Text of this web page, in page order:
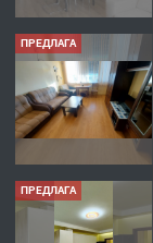
ПРЕДЛАГА
ПРЕДЛАГА